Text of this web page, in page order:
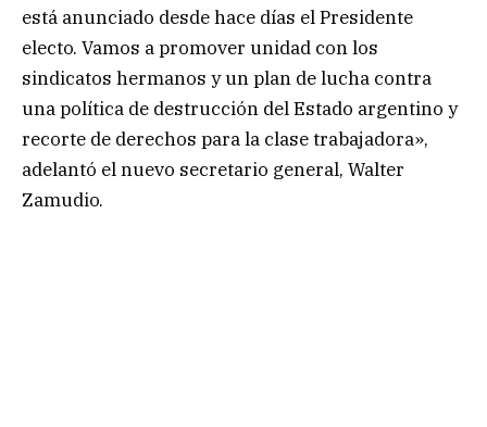
está anunciado desde hace días el Presidente
electo. Vamos a promover unidad con los
sindicatos hermanos y un plan de lucha contra
una política de destrucción del Estado argentino y
recorte de derechos para la clase trabajadora»,
adelantó el nuevo secretario general, Walter
Zamudio.